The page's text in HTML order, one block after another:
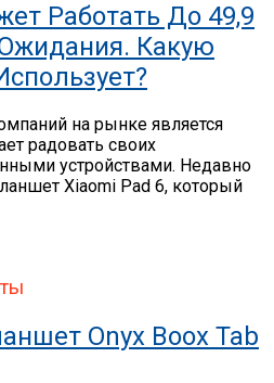
Работать До 49,9
Какую
на рынке является
радовать своих
устройствами. Недавно
Xiaomi Pad 6, который
Onyx Boox Tab